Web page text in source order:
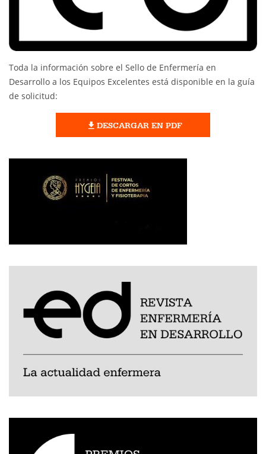
Toda la información sobre el Sello de Enfermería en
Desarrollo a los Equipos Excelentes está disponible en la guía
de solicitud:
DESCARGAR EN PDF